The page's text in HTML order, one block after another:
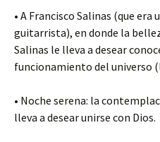
• A Francisco Salinas (que
guitarrista), en donde la
Salinas le lleva a desear
funcionamiento del universo
• Noche serena: la
lleva a desear unirse con Dios.